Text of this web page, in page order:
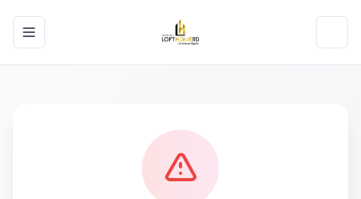
Toggle navigation menu